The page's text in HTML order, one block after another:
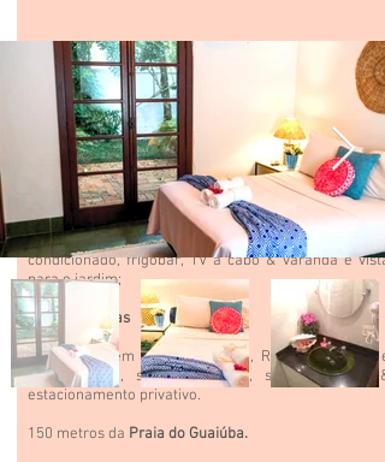
Descritivo
Suíte cama box conjugada (tamanho Queen) + cama
auxiliar estilo bicama, ventilador de teto, ar
condicionado, frigobar, TV a cabo & varanda e vista
para o jardim;
Max. 3 pessoas
Preços incluem Café da Manha, Roupa de Cama e
banho,Wi-Fi, salãode jogos, sauna, piscina &
estacionamento privativo.
150 metros da Praia do Guaiúba.